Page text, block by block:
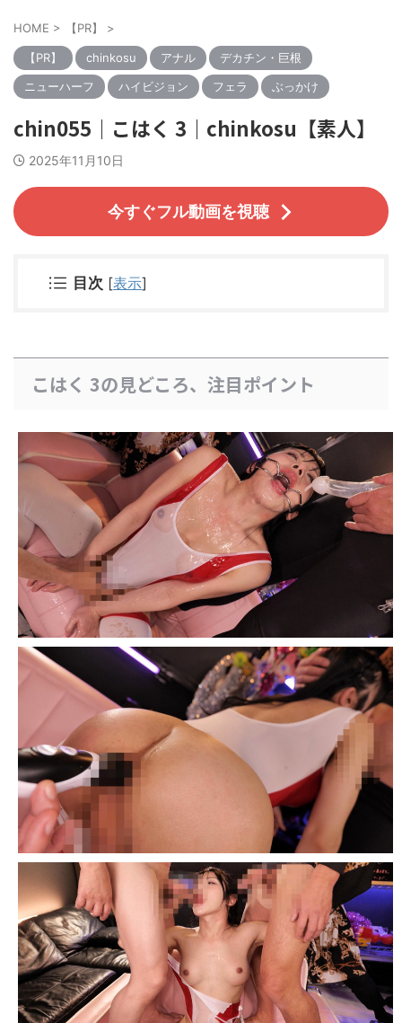
HOME > 【PR】 >
【PR】 chinkosu アナル
デカチン・巨根
ニューハーフ
ハイビジョン フェラ ぶっかけ
chin055｜こはく 3｜chinkosu【素人】
2025年11月10日
今すぐフル動画を視聴
目次 [表示]
こはく 3の見どころ、注目ポイント